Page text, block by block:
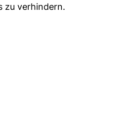
zu verhindern.